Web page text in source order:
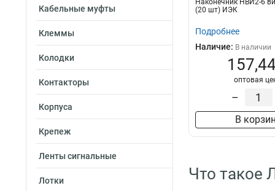
Кабельные муфты
Клеммы
Колодки
Контакторы
Корпуса
Крепеж
Ленты сигнальные
Лотки
50–8–11мм
35–12–9мм
35–10–10мм 1
35–10–9мм 1
35–8–10мм 1
1
25–10–8мм 1
25–10–7мм 1
25–8–8мм
Наконечник НBИ2-6
(20 шт) ИЭК
Подробнее
Наличие: В наличии
оптовая
–
В
Что такое